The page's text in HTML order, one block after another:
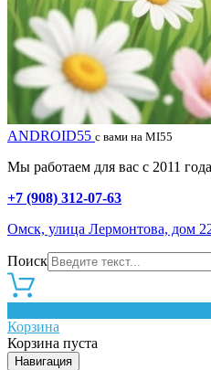
ANDROID55 с вами на MI55
Мы работаем для вас с 2011 года
+7 (908) 312-07-63
Омск, улица Лермонтова, дом
Поиск
Корзина
Корзина пуста
Навигация